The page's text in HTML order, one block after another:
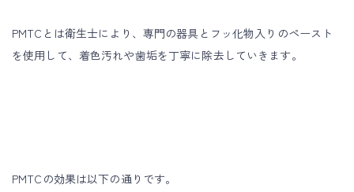
PMTCとは衛生士により、専門の器具とフッ化物入りのペースト
を使用して、着色汚れや歯垢を丁寧に除去していきます。
PMTCの効果は以下の通りです。